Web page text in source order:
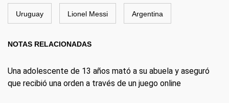
Uruguay Lionel Messi Argentina
NOTAS RELACIONADAS
Una adolescente de 13 años mató a su abuela y aseguró
que recibió una orden a través de un juego online